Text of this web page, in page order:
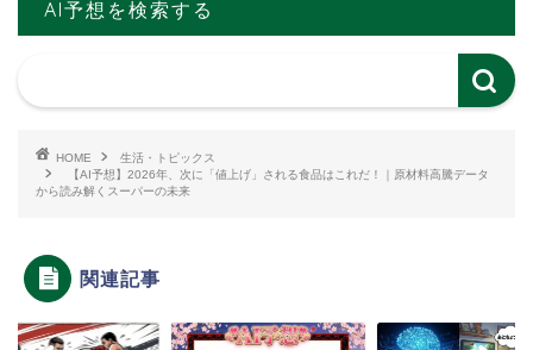
AI予想を検索する
HOME
生活・トピックス
【AI予想】2026年、次に「値上げ」される食品はこれだ！｜原材料高騰データ
から読み解くスーパーの未来
関連記事